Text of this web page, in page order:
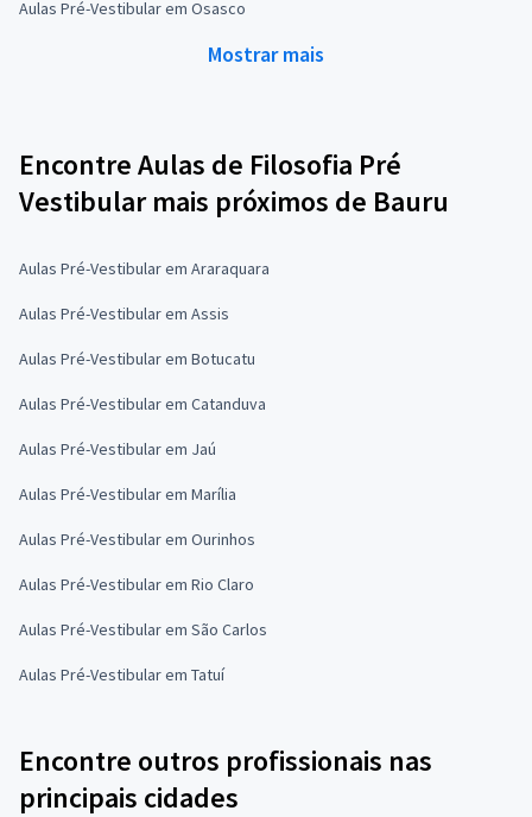
Aulas Pré-Vestibular em Osasco
Mostrar mais
Encontre Aulas de Filosofia Pré
Vestibular mais próximos de Bauru
Aulas Pré-Vestibular em Araraquara
Aulas Pré-Vestibular em Assis
Aulas Pré-Vestibular em Botucatu
Aulas Pré-Vestibular em Catanduva
Aulas Pré-Vestibular em Jaú
Aulas Pré-Vestibular em Marília
Aulas Pré-Vestibular em Ourinhos
Aulas Pré-Vestibular em Rio Claro
Aulas Pré-Vestibular em São Carlos
Aulas Pré-Vestibular em Tatuí
Encontre outros profissionais nas
principais cidades